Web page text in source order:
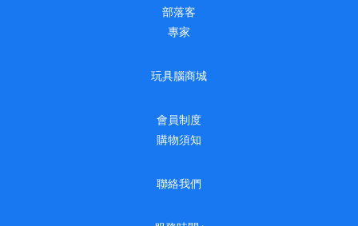
部落客
專家
玩具腦商城
會員制度
購物須知
聯絡我們